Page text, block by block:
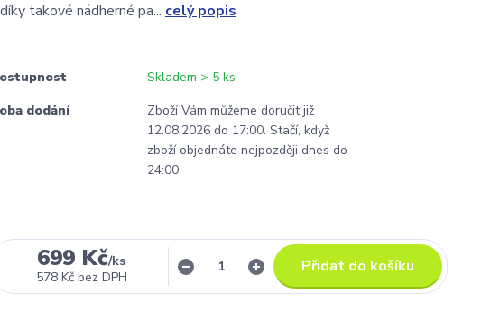
takové nádherné pa... celý popis
Skladem > 5 ks
dodání
Zboží Vám můžeme doručit již
12.08.2026 do 17:00. Stačí, když
zboží objednáte nejpozději dnes do
24:00
699 Kč/ks
578 Kč bez DPH
Přidat do košíku